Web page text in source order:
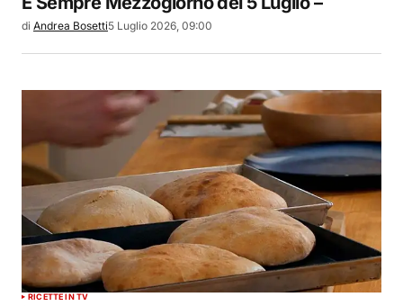
di Andrea Bosetti5 Luglio 2026, 09:00
RICETTE IN TV